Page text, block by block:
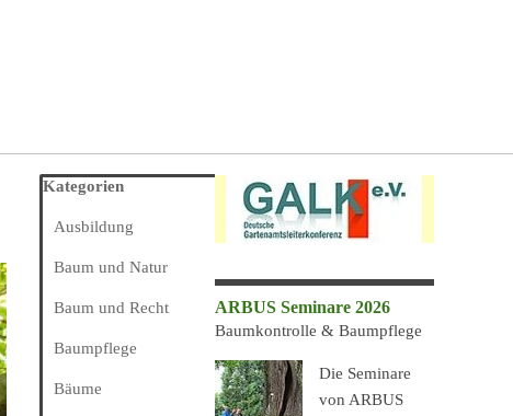
ARBUS Seminare 2026
Baumkontrolle & Baumpflege
Die Seminare
von ARBUS
Block überspringen Kategorien
Kategorien
Ausbildung
Baum und Natur
Baum und Recht
Baumpflege
Bäume